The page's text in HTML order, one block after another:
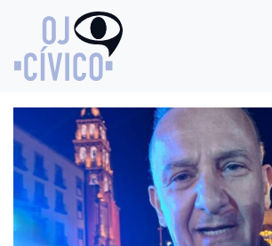
Archivo de etiquetas:
eventos musicales